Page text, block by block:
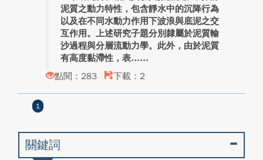
泥質之動力特性，包含靜水中的沉降行為
以及在不同水動力作用下波浪與底泥之交
互作用。上述研究子題分別隸屬於泥質輸
沙過程與分層流動力學。此外，由於泥質
有高度黏滯性，表...
點閱：283
下載：2
1
關鍵詞